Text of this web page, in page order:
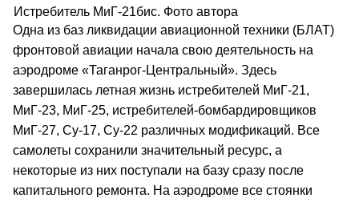
Истребитель МиГ-21бис. Фото автора
Одна из баз ликвидации авиационной техники (БЛАТ)
фронтовой авиации начала свою деятельность на
аэродроме «Таганрог-Центральный». Здесь
завершилась летная жизнь истребителей МиГ-21,
МиГ-23, МиГ-25, истребителей-бомбардировщиков
МиГ-27, Су-17, Су-22 различных модификаций. Все
самолеты сохранили значительный ресурс, а
некоторые из них поступали на базу сразу после
капитального ремонта. На аэродроме все стоянки